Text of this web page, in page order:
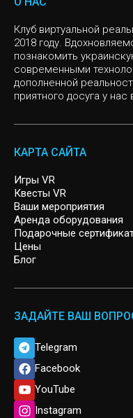
VR sport
Слоу мо
Инди игры
CHERNOBYL
CYBERPUNK
VR квест, Спасение
SIGNAL LOST
ARCHER
Клуб виртуальной
2018 году.
познакомить
современными
дополненной
приятного досуга у нас
КАРТА САЙТА
Игры VR
Квесты VR
Ваши мероприятия
Аренда оборудования
Подарочные
Цены
Блог
ЗАДАЙТЕ ВАШ
Telegram
Facebook
YouTube
Instagram